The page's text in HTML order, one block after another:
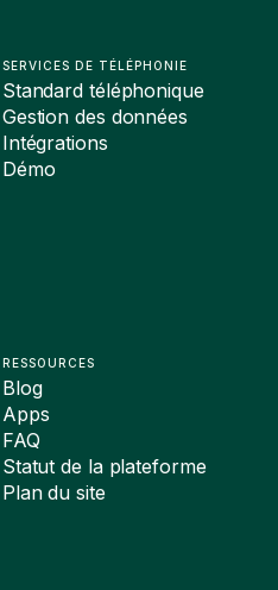
SERVICES DE TÉLÉPHONIE
Standard téléphonique
Gestion des données
Intégrations
Démo
RESSOURCES
Blog
Apps
FAQ
Statut de la plateforme
Plan du site